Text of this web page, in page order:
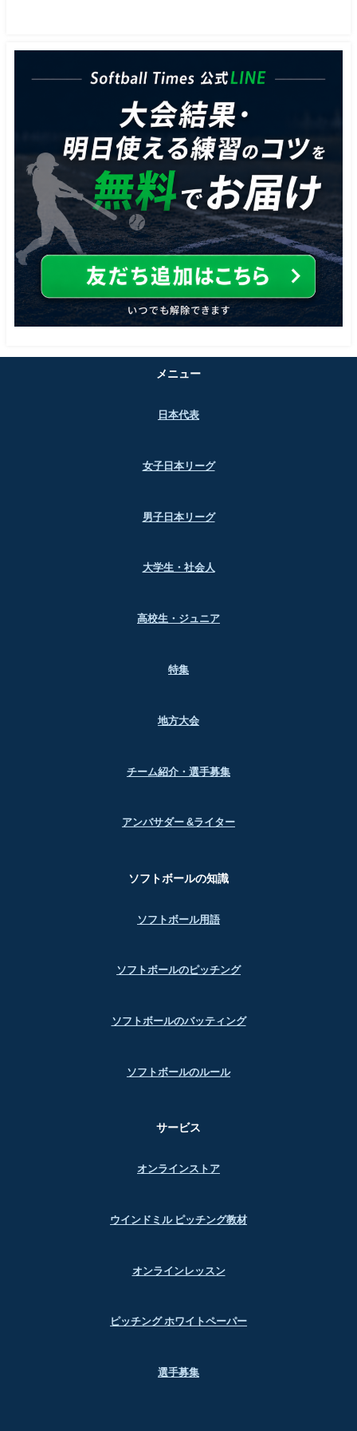
メニュー
日本代表
女子日本リーグ
男子日本リーグ
大学生・社会人
高校生・ジュニア
特集
地方大会
チーム紹介・選手募集
アンバサダー &ライター
ソフトボールの知識
ソフトボール用語
ソフトボールのピッチング
ソフトボールのバッティング
ソフトボールのルール
サービス
オンラインストア
ウインドミル ピッチング教材
オンラインレッスン
ピッチング ホワイトペーパー
選手募集